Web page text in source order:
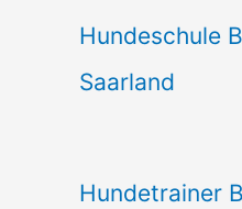
Hundeschule
Saarland
Hundetrainer